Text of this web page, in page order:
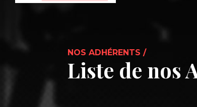
NOS ADHÉRENTS /
Liste de nos